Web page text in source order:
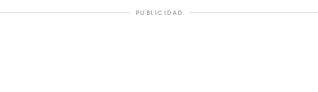
PUBLICIDAD